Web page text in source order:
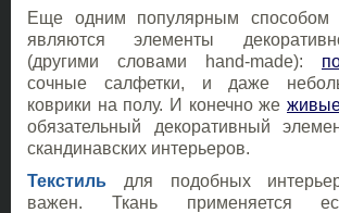
Еще одним популярным способом
являются элементы
(другими словами hand-made):
сочные салфетки, и даже
коврики на полу. И конечно же
обязательный декоративный
скандинавских интерьеров.
Текстиль для подобных
важен. Ткань применяется